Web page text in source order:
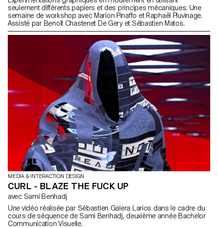
seulement différents papiers et des principes mécaniques. Une
semaine de workshop avec Marion Pinaffo et Raphaël Pluvinage.
Assisté par Benoît Chastenet De Gery et Sébastien Matos.
MEDIA & INTERACTION DESIGN
CURL - BLAZE THE FUCK UP
avec Sami Benhadj
Une vidéo réalisée par Sébastien Galera Larios dans le cadre du
cours de séquence de Sami Benhadj, deuxième année Bachelor
Communication Visuelle.